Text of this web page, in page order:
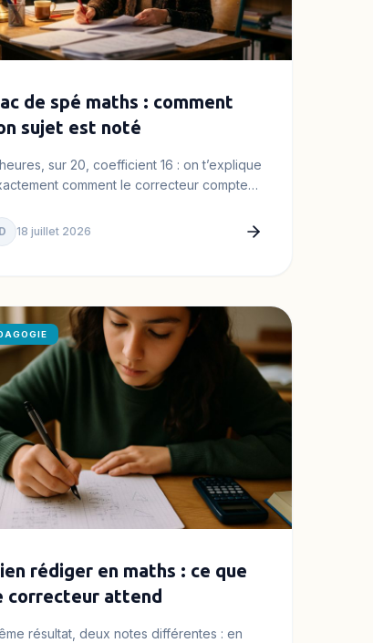
de spé maths : comment
sujet est noté
sur 20, coefficient 16 : on t’explique
comment le correcteur compte
D 18 juillet 2026
rédiger en maths : ce que
correcteur attend
résultat, deux notes différentes : en